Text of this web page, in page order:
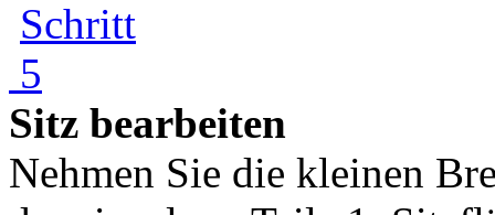
Sitz bearbeiten
Nehmen Sie die kleinen